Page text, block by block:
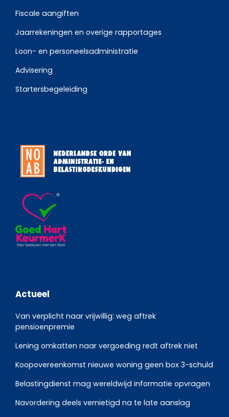
Fiscale aangiften
Jaarrekeningen en overige rapportages
Loon- en personeelsadministratie
Advisering
Startersbegeleiding
Actueel
Van verplicht naar vrijwillig: weg aftrek
pensioenpremie
Lening omkatten naar vergoeding redt aftrek niet
Koopovereenkomst nieuwe woning geen box 3-schuld
Belastingdienst mag wereldwijd informatie opvragen
Navordering deels vernietigd na te late aanslag